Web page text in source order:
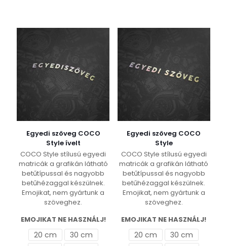
variációja
termékoldalon
választhatók
van.
termékoldalon
választhatók
Egyedi szöveg COCO
Style ívelt
COCO Style stílusú egyedi
matricák a grafikán látható
betűtípussal és nagyobb
betűhézaggal készülnek.
Emojikat, nem gyártunk a
szöveghez.
EMOJIKAT NE HASZNÁLJ!
20 cm
30 cm
Egyedi szöveg COCO
Style
COCO Style stílusú egyedi
matricák a grafikán látható
betűtípussal és nagyobb
betűhézaggal készülnek.
Emojikat, nem gyártunk a
szöveghez.
EMOJIKAT NE HASZNÁLJ!
20 cm
30 cm